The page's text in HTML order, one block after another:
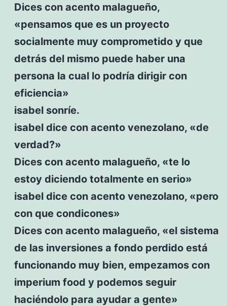
Dices con acento malagueño,
«pensamos que es un proyecto
socialmente muy comprometido y que
detrás del mismo puede haber una
persona la cual lo podría dirigir con
eficiencia»
isabel sonríe.
isabel dice con acento venezolano, «de
verdad?»
Dices con acento malagueño, «te lo
estoy diciendo totalmente en serio»
isabel dice con acento venezolano, «pero
con que condicones»
Dices con acento malagueño, «el sistema
de las inversiones a fondo perdido está
funcionando muy bien, empezamos con
imperium food y podemos seguir
haciéndolo para ayudar a gente»